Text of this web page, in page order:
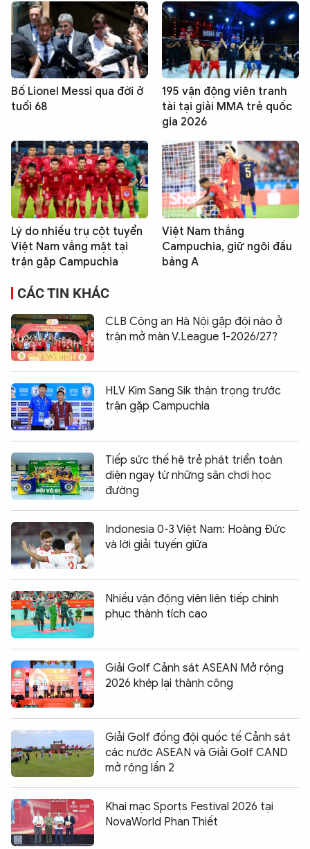
Bố Lionel Messi qua đời ở
tuổi 68
195 vận động viên tranh
tài tại giải MMA trẻ quốc
gia 2026
Lý do nhiều trụ cột tuyển
Việt Nam vắng mặt tại
trận gặp Campuchia
Việt Nam thắng
Campuchia, giữ ngôi đầu
bảng A
CÁC TIN KHÁC
CLB Công an Hà Nội gặp đội nào ở
trận mở màn V.League 1-2026/27?
HLV Kim Sang Sik thận trọng trước
trận gặp Campuchia
Tiếp sức thế hệ trẻ phát triển toàn
diện ngay từ những sân chơi học
đường
Indonesia 0-3 Việt Nam: Hoàng Đức
và lời giải tuyến giữa
Nhiều vận động viên liên tiếp chinh
phục thành tích cao
Giải Golf Cảnh sát ASEAN Mở rộng
2026 khép lại thành công
Giải Golf đồng đội quốc tế Cảnh sát
các nước ASEAN và Giải Golf CAND
mở rộng lần 2
Khai mạc Sports Festival 2026 tại
NovaWorld Phan Thiết